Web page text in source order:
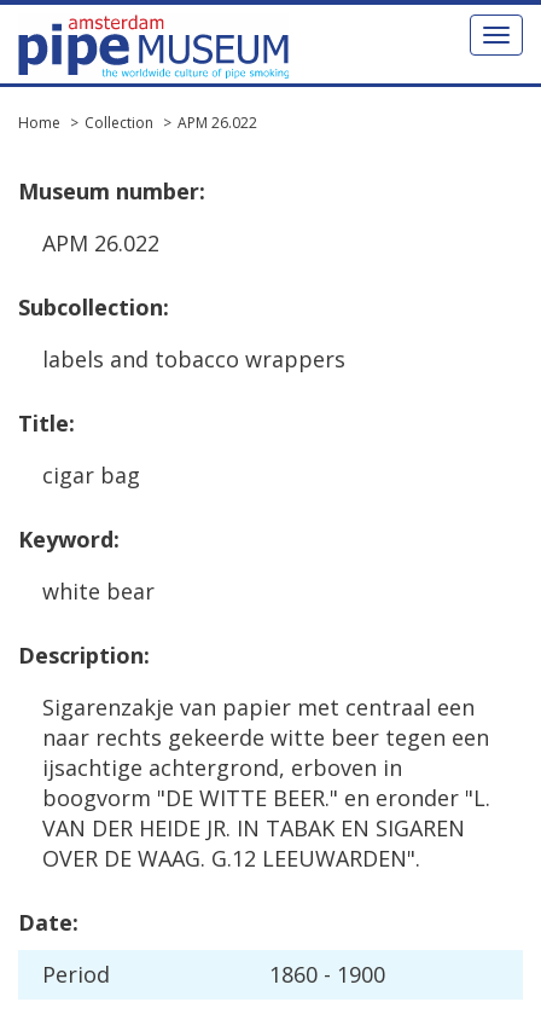
Toggle
Home Collection APM 26.022
Museum number:
APM 26.022
Subcollection:
labels and tobacco wrappers
Title:
cigar bag
Keyword:
white bear
Description:
Sigarenzakje van papier met centraal een
naar rechts gekeerde witte beer tegen een
ijsachtige achtergrond, erboven in
boogvorm "DE WITTE BEER." en eronder "L.
VAN DER HEIDE JR. IN TABAK EN SIGAREN
OVER DE WAAG. G.12 LEEUWARDEN".
Date:
Period
1860 - 1900